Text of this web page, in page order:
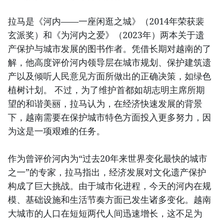
拉马是《河内——一座闲逛之城》（2014年荣获裴
玄派奖）和《为河内之爱》（2023年）两本关于遗
产保护与城市发展的图书作者。凭借长期对越南的了
解，他高度评价河内领导层在城市规划、保护建筑遗
产以及倾听人民意见方面所做出的正确决策，如绿色
植树计划。 不过，为了维护首都如胡志明主席所期
望的和谐美丽，拉马认为，在经济快速发展的背景
下，越南需要在保护城市特色方面投入更多努力，因
为这是一项艰难的任务。
作为曾评价河内为“过去20年来世界变化最快的城市
之一”的专家，拉马指出，经济发展对文化遗产保护
构成了巨大挑战。由于城市化进程，今天的河内在规
模、基础设施和生活节奏方面已发生诸多变化。越南
大城市的人口在短短两代人间迅速增长，这不足为